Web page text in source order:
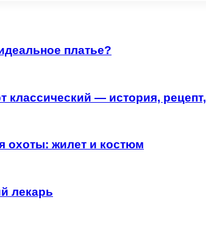
платье?
классический — история,
охоты: жилет и костюм
лекарь